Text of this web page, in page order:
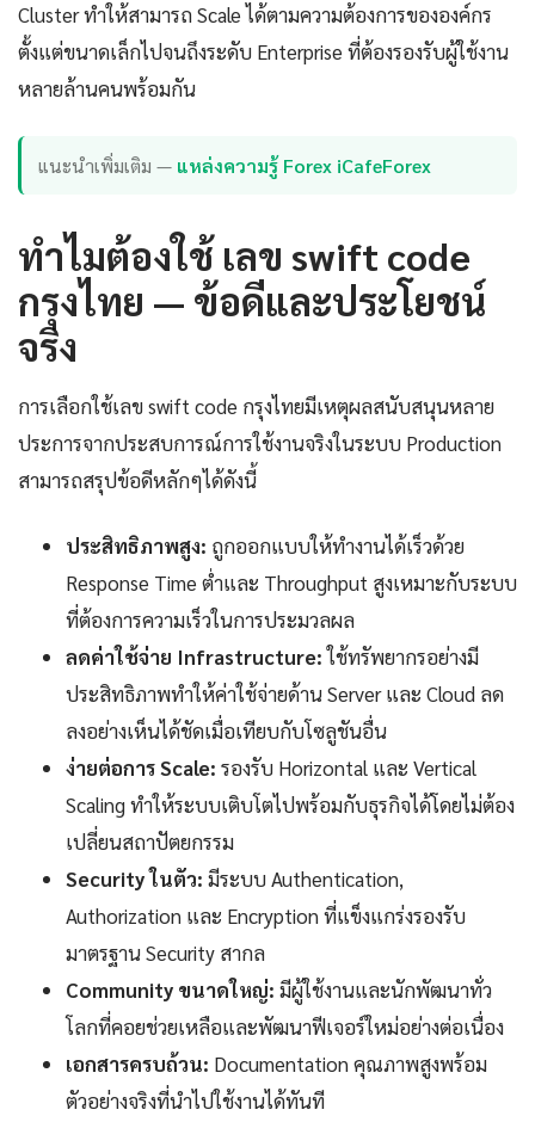
Cluster ทำให้สามารถ Scale ได้ตามความต้องการขององค์กร
ตั้งแต่ขนาดเล็กไปจนถึงระดับ Enterprise ที่ต้องรองรับผู้ใช้งาน
หลายล้านคนพร้อมกัน
แนะนำเพิ่มเติม — แหล่งความรู้ Forex iCafeForex
ทำไมต้องใช้ เลข swift code
กรุงไทย — ข้อดีและประโยชน์
จริง
การเลือกใช้เลข swift code กรุงไทยมีเหตุผลสนับสนุนหลาย
ประการจากประสบการณ์การใช้งานจริงในระบบ Production
สามารถสรุปข้อดีหลักๆได้ดังนี้
ประสิทธิภาพสูง: ถูกออกแบบให้ทำงานได้เร็วด้วย
Response Time ต่ำและ Throughput สูงเหมาะกับระบบ
ที่ต้องการความเร็วในการประมวลผล
ลดค่าใช้จ่าย Infrastructure:ใช้ทรัพยากรอย่างมี
ประสิทธิภาพทำให้ค่าใช้จ่ายด้าน Server และ Cloud ลด
ลงอย่างเห็นได้ชัดเมื่อเทียบกับโซลูชันอื่น
ง่ายต่อการ Scale: รองรับ Horizontal และ Vertical
Scaling ทำให้ระบบเติบโตไปพร้อมกับธุรกิจได้โดยไม่ต้อง
เปลี่ยนสถาปัตยกรรม
Security ในตัว: มีระบบ Authentication,
Authorization และ Encryption ที่แข็งแกร่งรองรับ
มาตรฐาน Security สากล
Community ขนาดใหญ่: มีผู้ใช้งานและนักพัฒนาทั่ว
โลกที่คอยช่วยเหลือและพัฒนาฟีเจอร์ใหม่อย่างต่อเนื่อง
เอกสารครบถ้วน: Documentation คุณภาพสูงพร้อม
ตัวอย่างจริงที่นำไปใช้งานได้ทันที